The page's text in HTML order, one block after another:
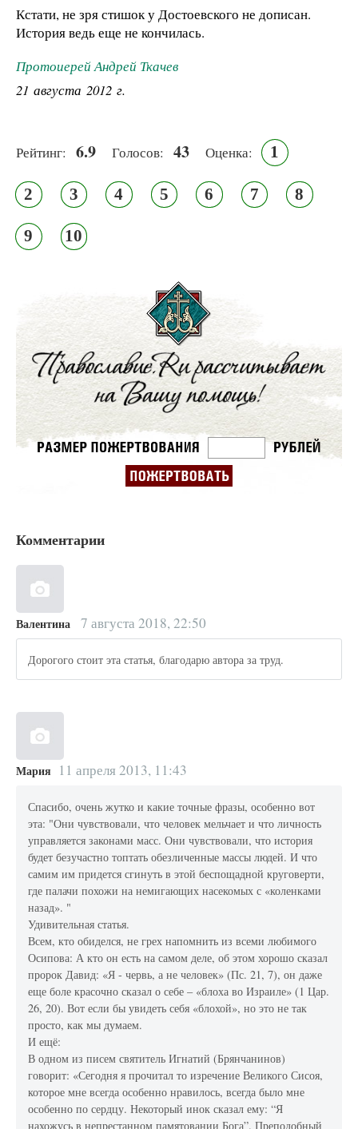
Кстати, не зря стишок у Достоевского не дописан.
История ведь еще не кончилась.
Протоиерей Андрей Ткачев
21 августа 2012 г.
Рейтинг: 6.9 Голосов: 43 Оценка: 1
2 3 4 5 6 7 8
9 10
Комментарии
Валентина 7 августа 2018, 22:50
Дорогого стоит эта статья, благодарю автора за труд.
Мария 11 апреля 2013, 11:43
Спасибо, очень жутко и какие точные фразы, особенно вот
эта: "Они чувствовали, что человек мельчает и что личность
управляется законами масс. Они чувствовали, что история
будет безучастно топтать обезличенные массы людей. И что
самим им придется сгинуть в этой беспощадной круговерти,
где палачи похожи на немигающих насекомых с «коленками
назад». "
Удивительная статья.
Всем, кто обиделся, не грех напомнить из всеми любимого
Осипова: А кто он есть на самом деле, об этом хорошо сказал
пророк Давид: «Я - червь, а не человек» (Пс. 21, 7), он даже
еще боле красочно сказал о себе – «блоха во Израиле» (1 Цар.
26, 20). Вот если бы увидеть себя «блохой», но это не так
просто, как мы думаем.
И ещё:
В одном из писем святитель Игнатий (Брянчанинов)
говорит: «Сегодня я прочитал то изречение Великого Сисоя,
которое мне всегда особенно нравилось, всегда было мне
особенно по сердцу. Некоторый инок сказал ему: “Я
нахожусь в непрестанном памятовании Бога”. Преподобный